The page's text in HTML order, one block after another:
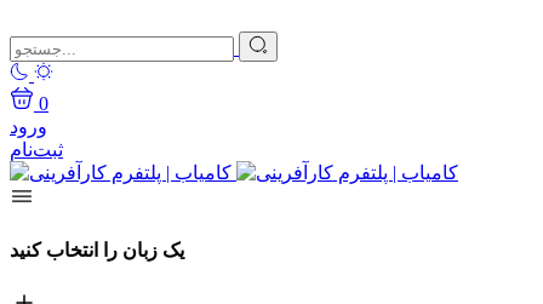
0
ورود
ثبت‌نام
یک زبان را انتخاب کنید